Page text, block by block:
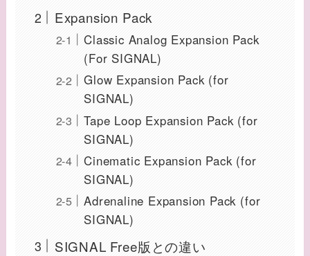
Expansion Pack
Classic Analog Expansion Pack
(For SIGNAL)
Glow Expansion Pack (for
SIGNAL)
Tape Loop Expansion Pack (for
SIGNAL)
Cinematic Expansion Pack (for
SIGNAL)
Adrenaline Expansion Pack (for
SIGNAL)
SIGNAL Free版との違い